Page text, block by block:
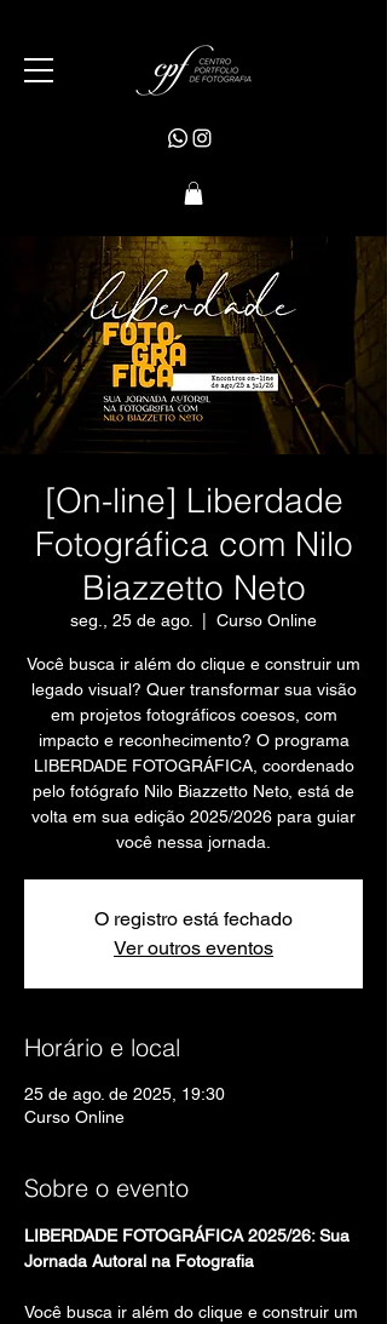
[On-line] Liberdade
Fotográfica com Nilo
Biazzetto Neto
seg., 25 de ago. Curso Online
Você busca ir além do clique e construir um
legado visual? Quer transformar sua visão
em projetos fotográficos coesos, com
impacto e reconhecimento? O programa
LIBERDADE FOTOGRÁFICA, coordenado
pelo fotógrafo Nilo Biazzetto Neto, está de
volta em sua edição 2025/2026 para guiar
você nessa jornada.
O registro está fechado
Ver outros eventos
Horário e local
25 de ago. de 2025, 19:30
Curso Online
Sobre o evento
LIBERDADE FOTOGRÁFICA 2025/26: Sua
Jornada Autoral na Fotografia
Você busca ir além do clique e construir um